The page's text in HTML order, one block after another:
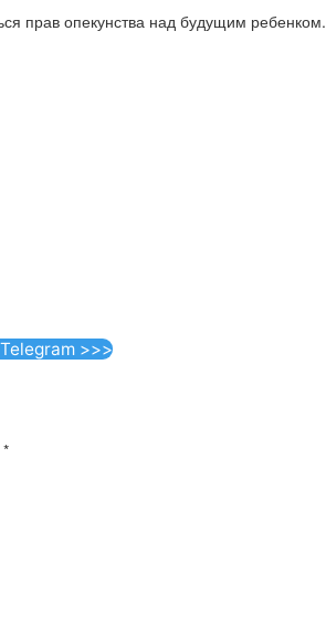
прав опекунства над будущим ребенком.
>>>
*